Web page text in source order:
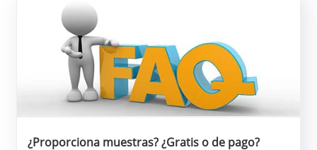
¿Proporciona muestras? ¿Gratis o de pago?